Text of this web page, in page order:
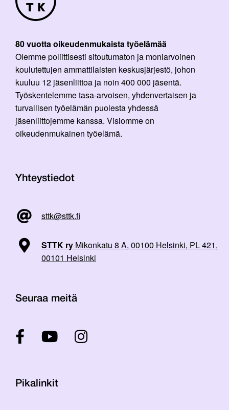
80 vuotta oikeudenmukaista työelämää
Olemme poliittisesti sitoutumaton ja moniarvoinen
koulutettujen ammattilaisten keskusjärjestö, johon
kuuluu 12 jäsenliittoa ja noin 400 000 jäsentä.
Työskentelemme tasa-arvoisen, yhdenvertaisen ja
turvallisen työelämän puolesta yhdessä
jäsenliittojemme kanssa. Visiomme on
oikeudenmukainen työelämä.
Yhteystiedot
sttk@sttk.fi
STTK ry Mikonkatu 8 A, 00100 Helsinki, PL 421,
00101 Helsinki
Seuraa meitä
Pikalinkit